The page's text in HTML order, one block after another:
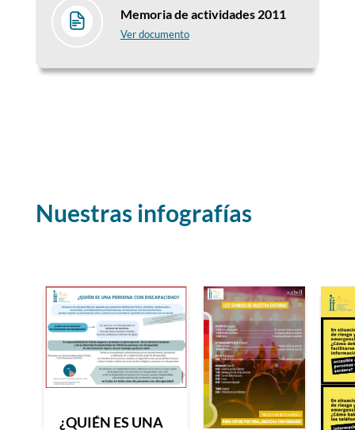
Memoria de actividades 2011
Ver documento
Nuestras infografías
¿QUIÉN ES UNA